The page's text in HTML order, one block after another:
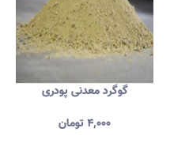
گوگرد معدنی پودری
۴,۰۰۰تومان